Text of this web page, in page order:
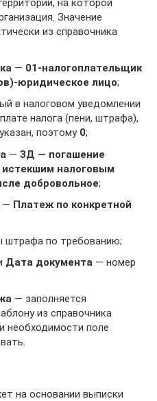
на которой
Значение
из справочника
— 01-налогоплательщик
юридическое лицо;
в налоговом уведомлении
налога (пени, штрафа),
поэтому 0;
— ЗД — погашение
налоговым
добровольное;
— Платеж по конкретной
штрафа по требованию;
Дата документа — номер
— заполняется
из справочника
необходимости поле
на основании выписки